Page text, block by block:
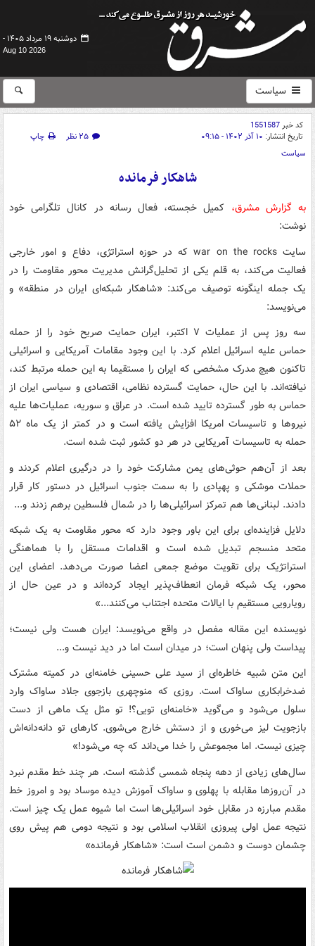
دوشنبه ۱۹ مرداد ۱۴۰۵ -
Aug 10 2026
سیاست
کد خبر1551587
تاریخ انتشار: ۱۰ آذر ۱۴۰۲ - ۰۹:۱۵ ۲۵ نظر
چاپ
سیاست
شاهکار فرمانده
به گزارش مشرق، کمیل خجسته، فعال رسانه در کانال تلگرامی خود
نوشت:
سایت war on the rocks که در حوزه استراتژی، دفاع و امور خارجی
فعالیت می‌کند، به قلم یکی از تحلیل‌گرانش مدیریت محور مقاومت را در
یک جمله اینگونه توصیف می‌کند: «شاهکار شبکه‌ای ایران در منطقه» و
می‌نویسد:
سه روز پس از عملیات ۷ اکتبر، ایران حمایت صریح خود را از حمله
حماس علیه اسرائیل اعلام کرد. با این وجود مقامات آمریکایی و اسرائیلی
تاکنون هیچ مدرک مشخصی که ایران را مستقیما به این حمله مرتبط کند،
نیافته‌اند. با این حال، حمایت گسترده نظامی، اقتصادی و سیاسی ایران از
حماس به طور گسترده تایید شده است. در عراق و سوریه، عملیات‌ها علیه
نیروها و تاسیسات امریکا افزایش یافته است و در کمتر از یک ماه ۵۲
حمله به تاسیسات آمریکایی در هر دو کشور ثبت شده است.
بعد از آن‌هم حوثی‌های یمن مشارکت خود را در درگیری اعلام کردند و
حملات موشکی و پهپادی را به سمت جنوب اسرائیل در دستور کار قرار
دادند. لبنانی‌ها هم تمرکز اسرائیلی‌ها را در شمال فلسطین برهم زدند و...
دلایل فزاینده‌ای برای این باور وجود دارد که محور مقاومت به یک شبکه
متحد منسجم تبدیل شده است و اقدامات مستقل را با هماهنگی
استراتژیک برای تقویت موضع جمعی اعضا صورت می‌دهد. اعضای این
محور، یک شبکه فرمان انعطاف‌پذیر ایجاد کرده‌اند و در عین حال از
رویارویی مستقیم با ایالات متحده اجتناب می‌کنند...»
نویسنده این مقاله مفصل در واقع می‌نویسد: ایران هست ولی نیست؛
پیداست ولی پنهان است؛ در میدان است اما در دید نیست و...
این متن شبیه خاطره‌ای از سید علی حسینی خامنه‌ای در کمیته مشترک
ضدخرابکاری ساواک است. روزی که منوچهری بازجوی جلاد ساواک وارد
سلول می‌شود و می‌گوید «خامنه‌ای تویی؟! تو مثل یک ماهی از دست
بازجویت لیز می‌‎خوری و از دستش خارج می‌شوی. کارهای تو دانه‌دانه‌اش
چیزی نیست. اما مجموعش را خدا می‌داند که چه می‌شود!»
سال‌های زیادی از دهه پنجاه شمسی گذشته است. هر چند خط مقدم نبرد
در آن‌روزها مقابله با پهلوی و ساواک آموزش دیده موساد بود و امروز خط
مقدم مبارزه در مقابل خود اسرائیلی‌ها است اما شیوه عمل یک چیز است.
نتیجه عمل اولی پیروزی انقلاب اسلامی بود و نتیجه دومی هم پیش روی
چشمان دوست و دشمن است است: «شاهکار فرمانده»